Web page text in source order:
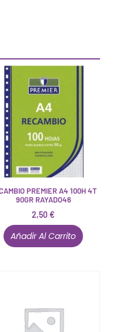
interesarte
PREMIER A4 100H 4T
90GR RAYADO46
2,50€
Añadir Al Carrito